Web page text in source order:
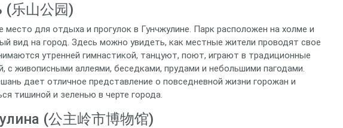
乐山公园)
место для отдыха и прогулок в Гунчжулине. Парк расположен на холме и
вид на город. Здесь можно увидеть, как местные жители проводят свое
утренней гимнастикой, танцуют, поют, играют в традиционные
с живописными аллеями, беседками, прудами и небольшими пагодами.
дает отличное представление о повседневной жизни горожан и
тишиной и зеленью в черте города.
(公主岭市博物馆)